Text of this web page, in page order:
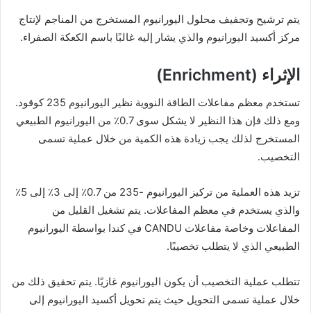
يتم ترشيح وتجفيف محلول اليورانيوم المستخرج من المناجم لإنتاج
مركز أكسيد اليورانيوم والذي يشار إليه غالبًا باسم الكعكة الصفراء.
الإثراء (Enrichment)
تستخدم معظم مفاعلات الطاقة النووية نظير اليورانيوم 235 كوقود.
ومع ذلك فإن هذا النظير لا يشكل سوى 0.7٪ من اليورانيوم الطبيعي
المستخرج لذلك يجب زيادة هذه الكمية من خلال عملية تسمى
التخصيب.
تزيد هذه العملية من تركيز اليورانيوم -235 من 0.7٪ إلى 3٪ إلى 5٪
والذي يستخدم في معظم المفاعلات. يتم تشغيل القليل من
المفاعلات وخاصة مفاعلات CANDU في كندا بواسطة اليورانيوم
الطبيعي الذي لا يتطلب تخصيبًا.
تتطلب عملية التخصيب أن يكون اليورانيوم غازيًا. يتم تحقيق ذلك من
خلال عملية تسمى التحويل حيث يتم تحويل أكسيد اليورانيوم إلى